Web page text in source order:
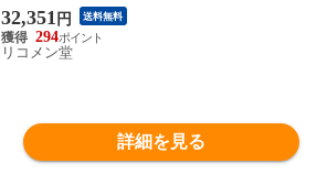
0216.6P4 工事 照明用品 作業灯 照明用品 照
明器具【送料無料】
32,351 円 送料無料
294
リコメン堂
詳細を見る